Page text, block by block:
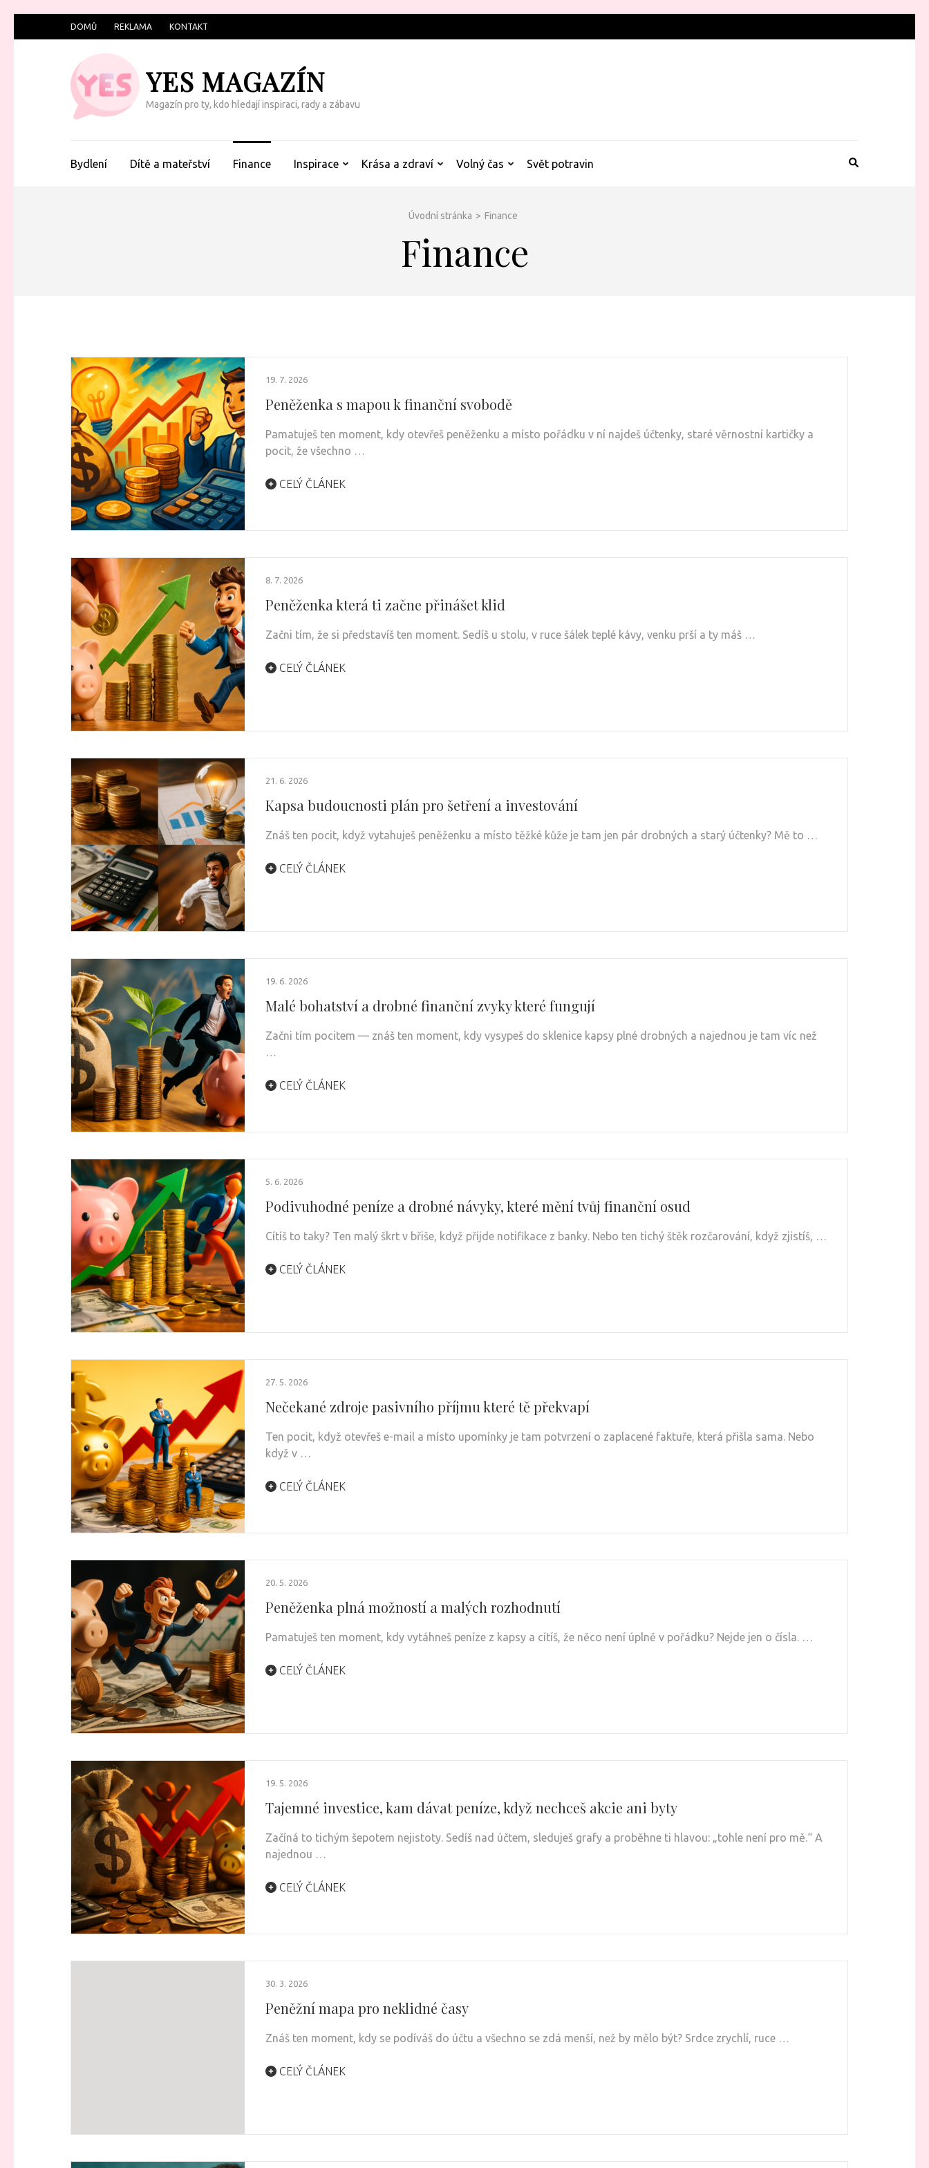
na
DOMŮ REKLAMA KONTAKT
YES MAGAZÍN
Magazín pro ty, kdo hledají inspiraci, rady a zábavu
Bydlení Dítě a mateřství Finance Inspirace Krása a zdraví Volný čas Svět potravin
Úvodní stránka > Finance
Finance
19. 7. 2026
Peněženka s mapou k finanční svobodě
Pamatuješ ten moment, kdy otevřeš peněženku a místo pořádku v ní najdeš účtenky, staré věrnostní kartičky a
pocit, že všechno …
CELÝ ČLÁNEK
8. 7. 2026
Peněženka která ti začne přinášet klid
Začni tím, že si představíš ten moment. Sedíš u stolu, v ruce šálek teplé kávy, venku prší a ty máš …
CELÝ ČLÁNEK
21. 6. 2026
Kapsa budoucnosti plán pro šetření a investování
Znáš ten pocit, když vytahuješ peněženku a místo těžké kůže je tam jen pár drobných a starý účtenky? Mě to …
CELÝ ČLÁNEK
19. 6. 2026
Malé bohatství a drobné finanční zvyky které fungují
Začni tím pocitem — znáš ten moment, kdy vysypeš do sklenice kapsy plné drobných a najednou je tam víc než
…
CELÝ ČLÁNEK
5. 6. 2026
Podivuhodné peníze a drobné návyky, které mění tvůj finanční osud
Cítíš to taky? Ten malý škrt v břiše, když přijde notifikace z banky. Nebo ten tichý štěk rozčarování, když zjistíš, …
CELÝ ČLÁNEK
27. 5. 2026
Nečekané zdroje pasivního příjmu které tě překvapí
Ten pocit, když otevřeš e-mail a místo upomínky je tam potvrzení o zaplacené faktuře, která přišla sama. Nebo
když v …
CELÝ ČLÁNEK
20. 5. 2026
Peněženka plná možností a malých rozhodnutí
Pamatuješ ten moment, kdy vytáhneš peníze z kapsy a cítíš, že něco není úplně v pořádku? Nejde jen o čísla. …
CELÝ ČLÁNEK
19. 5. 2026
Tajemné investice, kam dávat peníze, když nechceš akcie ani byty
Začíná to tichým šepotem nejistoty. Sedíš nad účtem, sleduješ grafy a proběhne ti hlavou: „tohle není pro mě.“ A
najednou …
CELÝ ČLÁNEK
30. 3. 2026
Peněžní mapa pro neklidné časy
Znáš ten moment, kdy se podíváš do účtu a všechno se zdá menší, než by mělo být? Srdce zrychlí, ruce …
CELÝ ČLÁNEK